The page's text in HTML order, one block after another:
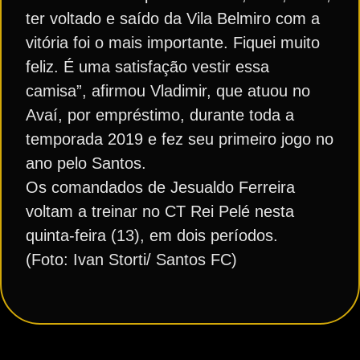
ter voltado e saído da Vila Belmiro com a
vitória foi o mais importante. Fiquei muito
feliz. É uma satisfação vestir essa
camisa”, afirmou Vladimir, que atuou no
Avaí, por empréstimo, durante toda a
temporada 2019 e fez seu primeiro jogo no
ano pelo Santos.
Os comandados de Jesualdo Ferreira
voltam a treinar no CT Rei Pelé nesta
quinta-feira (13), em dois períodos.
(Foto: Ivan Storti/ Santos FC)